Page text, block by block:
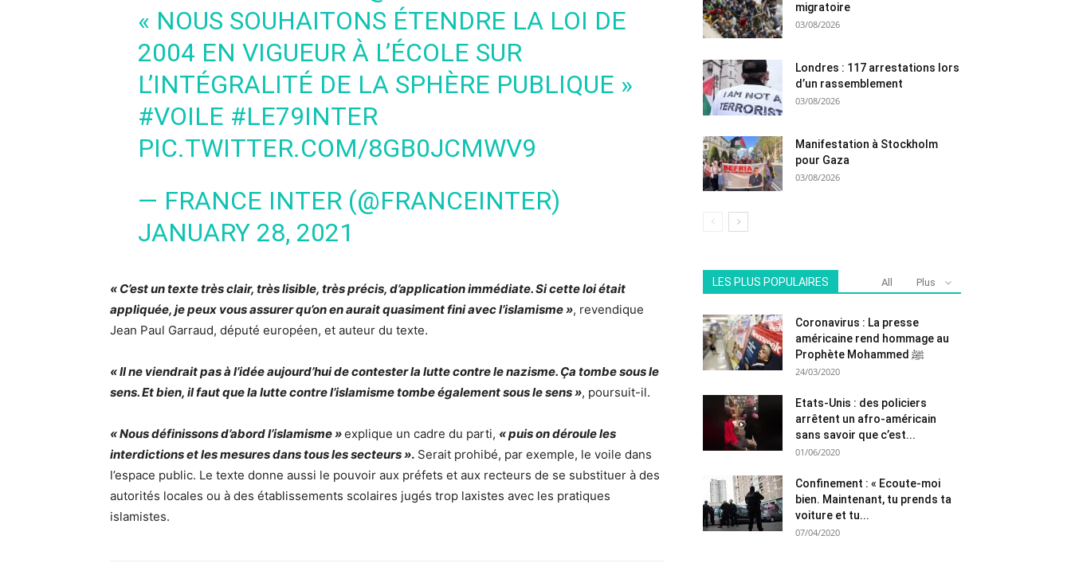
« NOUS SOUHAITONS ÉTENDRE LA LOI DE
2004 EN VIGUEUR À L’ÉCOLE SUR
L’INTÉGRALITÉ DE LA SPHÈRE PUBLIQUE »
#VOILE #LE79INTER
PIC.TWITTER.COM/8GB0JCMWV9
— FRANCE INTER (@FRANCEINTER)
JANUARY 28, 2021
« C’est un texte très clair, très lisible, très précis, d’application immédiate. Si cette loi était
appliquée, je peux vous assurer qu’on en aurait quasiment fini avec l’islamisme », revendique
Jean Paul Garraud, député européen, et auteur du texte.
« Il ne viendrait pas à l’idée aujourd’hui de contester la lutte contre le nazisme. Ça tombe sous le
sens. Et bien, il faut que la lutte contre l’islamisme tombe également sous le sens », poursuit-il.
« Nous définissons d’abord l’islamisme »explique un cadre du parti, « puis on déroule les
interdictions et les mesures dans tous les secteurs ». Serait prohibé, par exemple, le voile dans
l’espace public. Le texte donne aussi le pouvoir aux préfets et aux recteurs de se substituer à des
autorités locales ou à des établissements scolaires jugés trop laxistes avec les pratiques
islamistes.
migratoire
03/08/2026
Londres : 117 arrestations lors
d’un rassemblement
03/08/2026
Manifestation à Stockholm
pour Gaza
03/08/2026
LES PLUS POPULAIRES All Plus
Coronavirus : La presse
américaine rend hommage au
Prophète Mohammed ﷺ
24/03/2020
Etats-Unis : des policiers
arrêtent un afro-américain
sans savoir que c’est...
01/06/2020
Confinement : « Ecoute-moi
bien. Maintenant, tu prends ta
voiture et tu...
07/04/2020